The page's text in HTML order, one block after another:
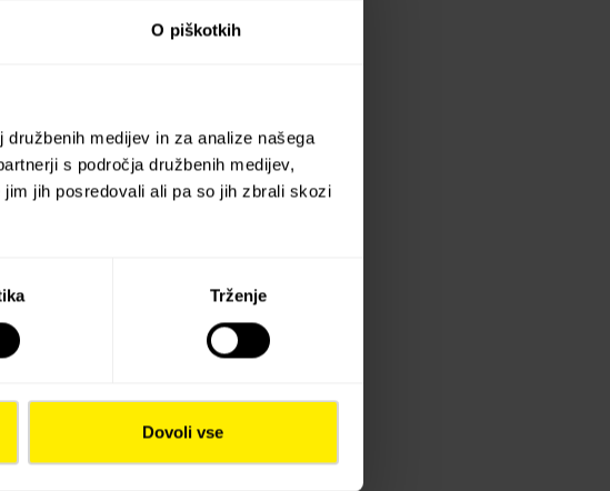
O piškotkih
medijev in za analize našega
s področja družbenih medijev,
jih posredovali ali pa so jih zbrali skozi
Trženje
Dovoli vse